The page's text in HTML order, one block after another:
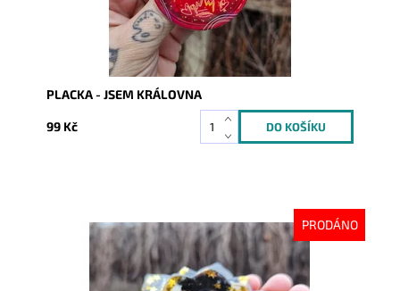
PLACKA - JSEM KRÁLOVNA
99 Kč
PRODÁNO
Dostupnost:
Vyprodáno
10605